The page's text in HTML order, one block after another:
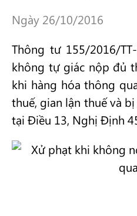
Ngày 26/10/2016
Thông tư 155/2016/
không tự giác nộp đủ
khi hàng hóa thông
thuế, gian lận thuế và
tại Điều 13, Nghị Định